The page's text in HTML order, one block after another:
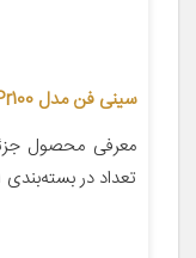
سینی فن مدل Pr100 مناسب برای پراید صبا
معرفی محصول
تعداد در بسته‌بندی ۱ جنس کالا فلزی ساخت کشور ایران